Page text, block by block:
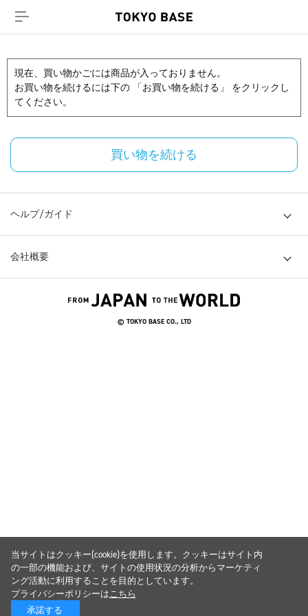
現在、買い物かごには商品が入っておりません。
お買い物を続けるには下の 「お買い物を続ける」 をクリックし
てください。
買い物を続ける
ヘルプ/ガイド
会社概要
© TOKYO BASE CO., LTD
当サイトはクッキー(cookie)を使用します。クッキーはサイト内
の一部の機能および、サイトの使用状況の分析からマーケティ
ング活動に利用することを目的としています。
プライバシーポリシーはこちら
承諾する